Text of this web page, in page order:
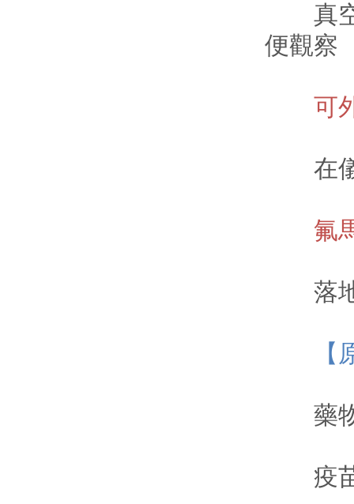
真空
便觀察
可
在儀
氟馬
落地
【
藥物
疫苗